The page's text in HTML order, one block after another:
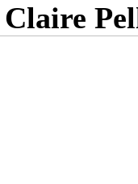
Claire